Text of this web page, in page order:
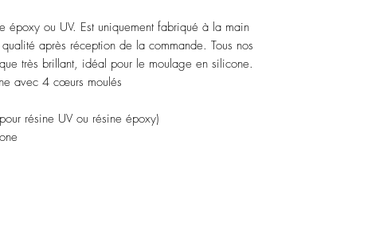
époxy ou UV. Est uniquement fabriqué à la main
après réception de la commande. Tous nos
très brillant, idéal pour le moulage en silicone.
avec 4 cœurs moulés
résine UV ou résine époxy)